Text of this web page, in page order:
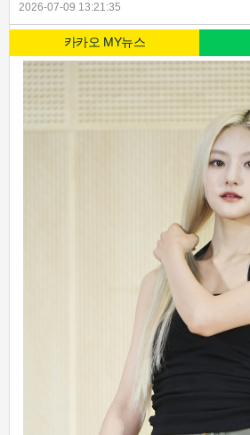
2026-07-09 13:21:35
카카오 MY뉴스